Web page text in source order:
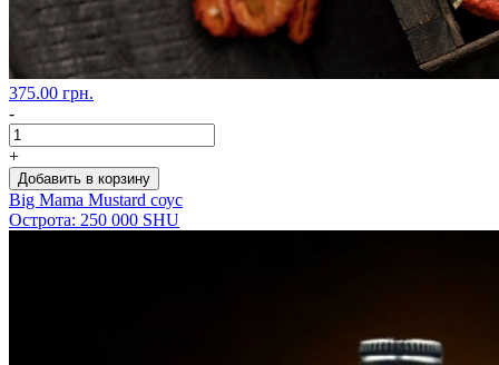
375.00 грн.
-
+
Добавить в корзину
Big Mama Mustard соус
Острота: 250 000 SHU